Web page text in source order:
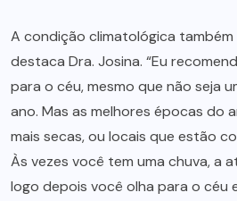
A condição climatológica
destaca Dra. Josina. “Eu
para o céu, mesmo que não seja
ano. Mas as melhores épocas do
mais secas, ou locais que estão
Às vezes você tem uma chuva, a
logo depois você olha para o céu